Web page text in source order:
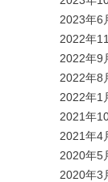
2023年6
2022年
2022年9
2022年8
2022年1
2021年
2021年4
2020年5
2020年3